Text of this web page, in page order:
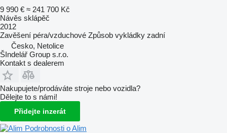
9 990 € ≈ 241 700 Kč
Návěs sklápěč
2012
Zavěšení péra/vzduchové Způsob vykládky zadní
Česko, Netolice
ŠIndelář Group s.r.o.
Kontakt s dealerem
Nakupujete/prodáváte stroje nebo vozidla?
Dělejte to s námi!
Přidejte inzerát
Podrobnosti o Alim